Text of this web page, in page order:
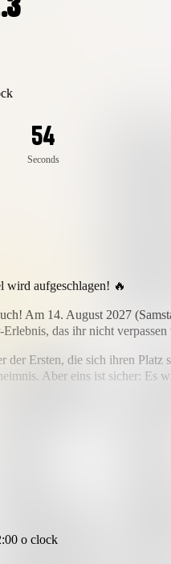
53
Seconds
wird aufgeschlagen! 🔥
Am 14. August 2027
das ihr nicht
der Ersten, die sich ihren
Aber eins ist sicher: Es
wenn der Geiersberg bebt.
o clock